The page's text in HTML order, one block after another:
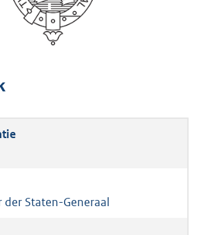
der Staten-Generaal